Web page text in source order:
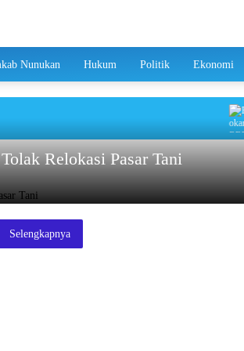
Nunukan Hukum Politik Ekonomi
Relokasi Pasar Tani
Selengkapnya